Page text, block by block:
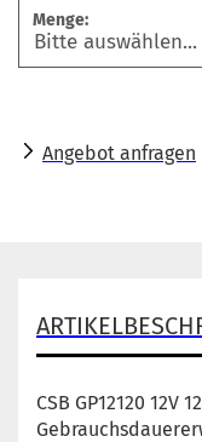
Menge:
Angebot anfragen
CSB GP12120 12V